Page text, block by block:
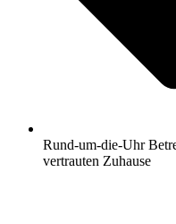
Rund-um-die-Uhr
vertrauten Zuhause